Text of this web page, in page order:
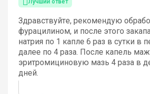
Здравствуйте, рекомендую
фурацилином, и после этого
натрия по 1 капле 6 раз в сутки в
далее по 4 раза. После капель
эритромициновую мазь 4 раза в
дней.